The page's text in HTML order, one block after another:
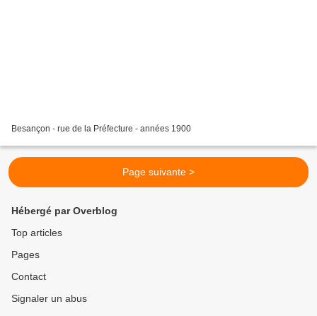
Besançon - rue de la Préfecture - années 1900
Page suivante >
Hébergé par Overblog
Top articles
Pages
Contact
Signaler un abus